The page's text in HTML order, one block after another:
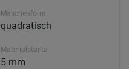
Maschenform
quadratisch
Materialstärke
5 mm